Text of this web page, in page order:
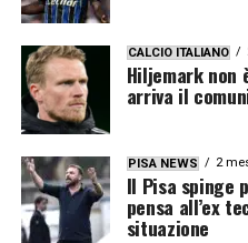
CALCIO ITALIANO
Hiljemark non
arriva il
PISA NEWS 2
Il Pisa spinge
pensa all’ex
situazione